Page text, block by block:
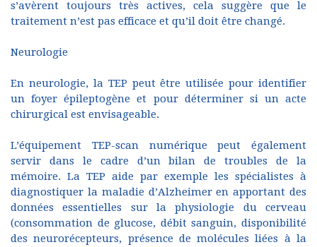
s’avèrent toujours très actives, cela suggère que le
traitement n’est pas efficace et qu’il doit être changé.
Neurologie
En neurologie, la TEP peut être utilisée pour identifier
un foyer épileptogène et pour déterminer si un acte
chirurgical est envisageable.
L’équipement TEP-scan numérique peut également
servir dans le cadre d’un bilan de troubles de la
mémoire. La TEP aide par exemple les spécialistes à
diagnostiquer la maladie d’Alzheimer en apportant des
données essentielles sur la physiologie du cerveau
(consommation de glucose, débit sanguin, disponibilité
des neurorécepteurs, présence de molécules liées à la